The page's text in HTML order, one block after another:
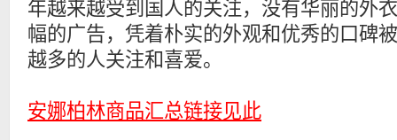
年越来越受到国人的关注，没有华丽的外
幅的广告，凭着朴实的外观和优秀的口碑
越多的人关注和喜爱。
安娜柏林商品汇总链接见此